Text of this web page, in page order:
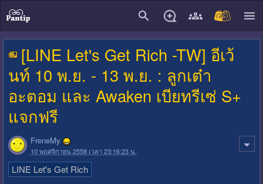
[LINE Let's Get Rich -TW] อีเว้
นท์ 10 พ.ย. - 13 พ.ย. : ลูกเต๋า
อะตอม และ Awaken เบียทรีเซ่ S+
แจกฟรี
FreneMy
10 พฤศจิกายน 2558 เวลา 23:16:23 น.
LINE Let's Get Rich
close